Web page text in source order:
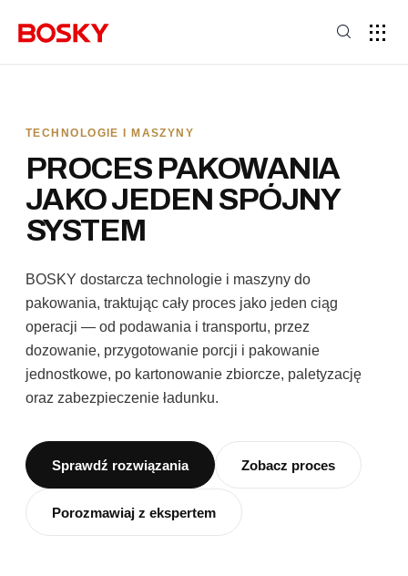
TECHNOLOGIE I MASZYNY
PROCES PAKOWANIA
JAKO JEDEN SPÓJNY
SYSTEM
BOSKY dostarcza technologie i maszyny do
pakowania, traktując cały proces jako jeden ciąg
operacji — od podawania i transportu, przez
dozowanie, przygotowanie porcji i pakowanie
jednostkowe, po kartonowanie zbiorcze, paletyzację
oraz zabezpieczenie ładunku.
Sprawdź rozwiązania Zobacz proces
Porozmawiaj z ekspertem